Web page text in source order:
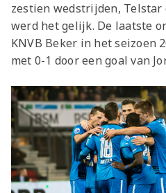
zestien wedstrijden,
werd het gelijk. De laatste
KNVB Beker in het seizoen
met 0-1 door een goal van